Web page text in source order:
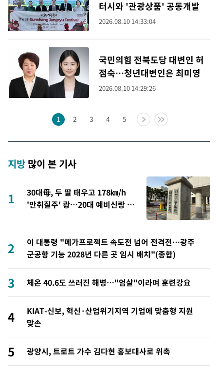
터시와 '관광상품' 공동개발
2026.08.10 14:33:04
국민의힘 전북도당 대변인 허
점숙…청년대변인은 최미영
2026.08.10 14:29:26
1 2 3 4 5
지방 많이 본 기사
1
30대母, 두 딸 태우고 178㎞/h
'만취질주' 쾅…20대 예비신랑 참
2
이 대통령 "메가프로젝트 속도전 넘어 전격전…광주
군공항 기능 2028년 다른 곳 임시 배치"(종합)
3 체온 40.6도 쓰러진 해병…"엄살"이라며 훈련강요
4
KIAT-신보, 혁신·산업위기지역 기업에 맞춤형 지원
맞손
5 광양시, 트로트 가수 김다현 홍보대사로 위촉